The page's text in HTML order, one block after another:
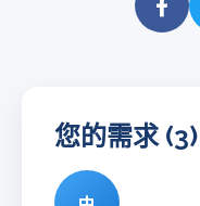
您的需求 (3)